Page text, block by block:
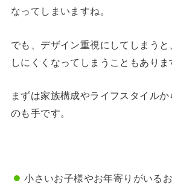
なってしまいますね。
でも、デザイン重視にしてしまう
しにくくなってしまうこともありま
まずは家族構成やライフスタイルか
のも手です。
小さいお子様やお年寄りがいる